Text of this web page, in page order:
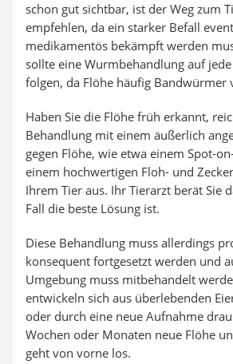
schon gut sichtbar, ist der Weg zum
empfehlen, da ein starker Befall
medikamentös bekämpft werden
sollte eine Wurmbehandlung auf
folgen, da Flöhe häufig Bandwürmer
Haben Sie die Flöhe früh erkannt,
Behandlung mit einem äußerlich
gegen Flöhe, wie etwa einem Spot-
einem hochwertigen Floh- und
Ihrem Tier aus. Ihr Tierarzt berät Sie
Fall die beste Lösung ist.
Diese Behandlung muss allerdings
konsequent fortgesetzt werden und
Umgebung muss mitbehandelt
entwickeln sich aus überlebenden
oder durch eine neue Aufnahme
Wochen oder Monaten neue Flöhe
geht von vorne los.